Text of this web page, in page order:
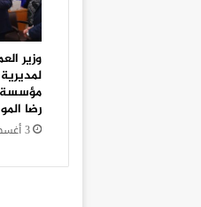
وزير
رضا
3 أغسطس، 2026